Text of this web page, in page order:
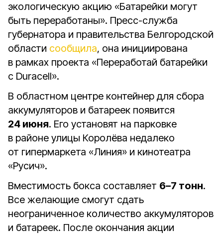
экологическую акцию «Батарейки могут
быть переработаны». Пресс-служба
губернатора и правительства Белгородской
области сообщила, она инициирована
в рамках проекта «Переработай батарейки
с Duracell».
В областном центре контейнер для сбора
аккумуляторов и батареек появится
24 июня. Его установят на парковке
в районе улицы Королёва недалеко
от гипермаркета «Линия» и кинотеатра
«Русич».
Вместимость бокса составляет 6–7 тонн.
Все желающие смогут сдать
неограниченное количество аккумуляторов
и батареек. После окончания акции